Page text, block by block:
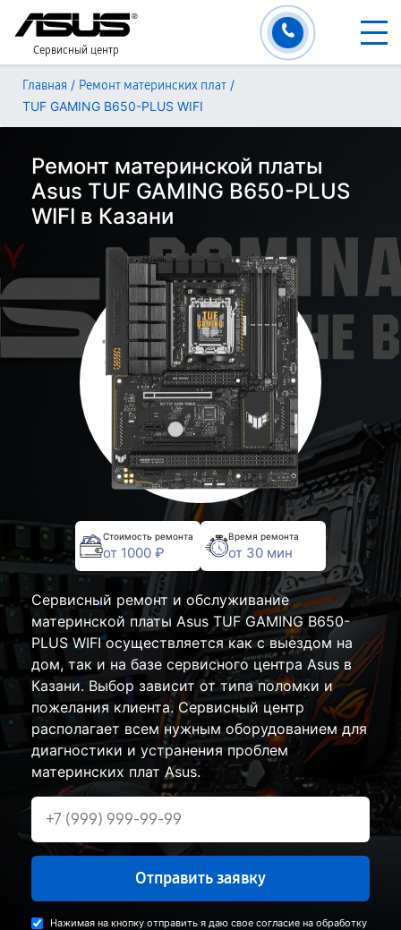
Сервисный центр
Главная / Ремонт материнских плат /
TUF GAMING B650-PLUS WIFI
Ремонт материнской платы
Asus TUF GAMING B650-PLUS
WIFI в Казани
Стоимость ремонта
от 1000 ₽
Время ремонта
от 30 мин
Сервисный ремонт и обслуживание
материнской платы Asus TUF GAMING B650-
PLUS WIFI осуществляется как с выездом на
дом, так и на базе сервисного центра Asus в
Казани. Выбор зависит от типа поломки и
пожелания клиента. Сервисный центр
располагает всем нужным оборудованием для
диагностики и устранения проблем
материнских плат Asus.
Отправить заявку
Нажимая на кнопку отправить я даю свое согласие на обработку